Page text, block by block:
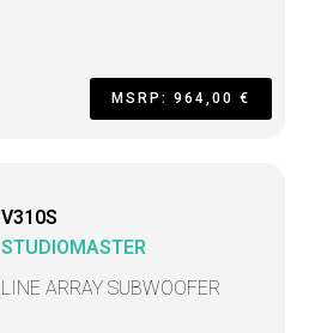
MSRP: 964,00 €
V310S
STUDIOMASTER
LINE ARRAY SUBWOOFER